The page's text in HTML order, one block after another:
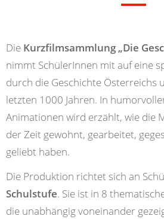
Die Kurzfilmsammlung „Die
nimmt SchülerInnen mit auf eine
durch die Geschichte Österreichs
letzten 1000 Jahren. In
Animationen wird erzählt, wie die
der Zeit gewohnt, gearbeitet,
geliebt haben.
Die Produktion richtet sich an
Schulstufe. Sie ist in 8
die unabhängig voneinander